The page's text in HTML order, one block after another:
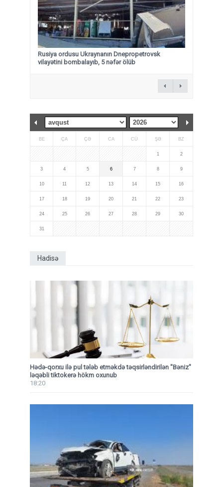
Rusiya ordusu Ukraynanın Dnepropetrovsk
vilayətini bombalayıb, 5 nəfər ölüb
BE ÇA ÇƏ CA CÜ ŞƏ BZ
1 2
3 4 5 6 7 8 9
10 11 12 13 14 15 16
17 18 19 20 21 22 23
24 25 26 27 28 29 30
31
Hadisə
Hədə-qorxu ilə pul tələb etməkdə təqsirləndirilən "Bəniz"
ləqəbli tiktokerə hökm oxunub
18:20